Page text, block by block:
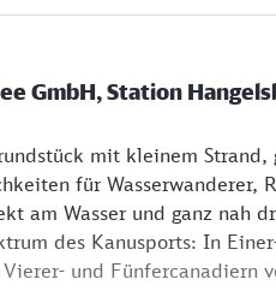
GmbH, Station
mit kleinem
für Wasserwanderer,
am Wasser und ganz nah
des Kanusports: In
und Fünfercanadiern